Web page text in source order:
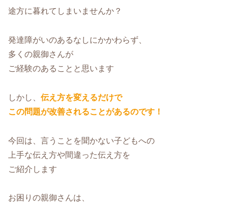
途方に暮れてしまいませんか？
発達障がいのあるなしにかかわらず、
多くの親御さんが
ご経験のあることと思います
しかし、 伝え方を変えるだけで
この問題が改善されることがあるのです！
今回は、言うことを聞かない子どもへの
上手な伝え方や間違った伝え方を
ご紹介します
お困りの親御さんは、